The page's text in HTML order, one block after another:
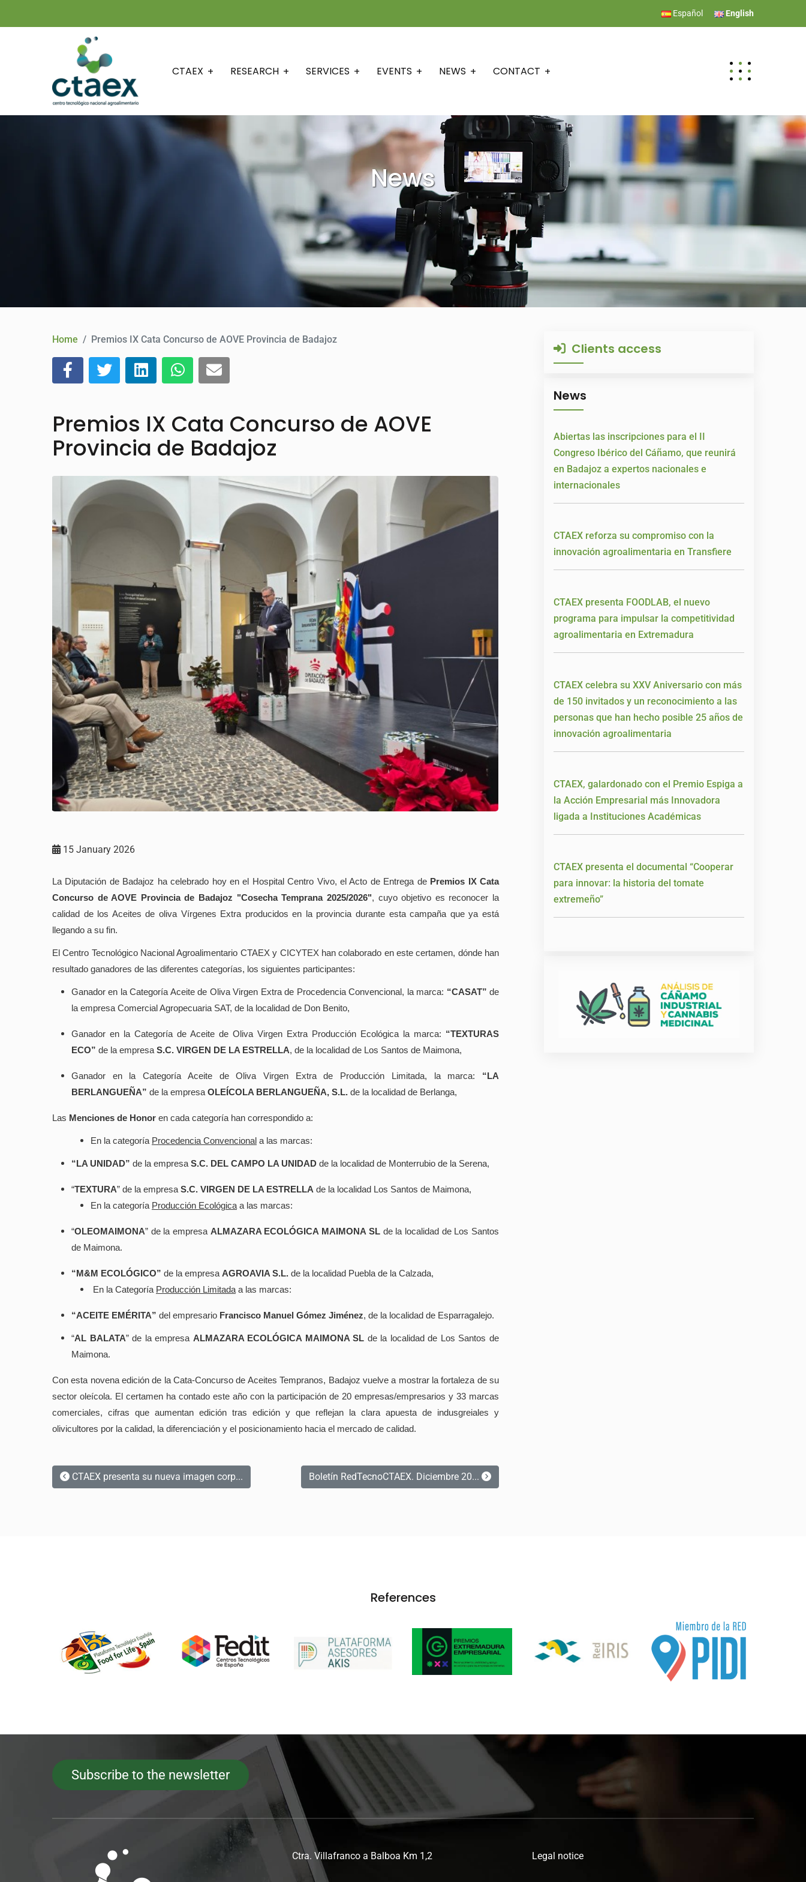
Español English
CTAEX RESEARCH SERVICES EVENTS NEWS CONTACT
News
Home Premios IX Cata Concurso de AOVE Provincia de Badajoz
Premios IX Cata Concurso de AOVE
Provincia de Badajoz
15 January 2026
La Diputación de Badajoz ha celebrado hoy en el Hospital Centro Vivo, el Acto de Entrega de Premios IX Cata
Concurso de AOVE Provincia de Badajoz "Cosecha Temprana 2025/2026", cuyo objetivo es reconocer la
calidad de los Aceites de oliva Vírgenes Extra producidos en la provincia durante esta campaña que ya está
llegando a su fin.
El Centro Tecnológico Nacional Agroalimentario CTAEX y CICYTEX han colaborado en este certamen, dónde han
resultado ganadores de las diferentes categorías, los siguientes participantes:
Ganador en la Categoría Aceite de Oliva Virgen Extra de Procedencia Convencional, la marca: “CASAT”de
la empresa Comercial Agropecuaria SAT, de la localidad de Don Benito,
Ganador en la Categoría de Aceite de Oliva Virgen Extra Producción Ecológica la marca: “TEXTURAS
ECO” de la empresa S.C. VIRGEN DE LA ESTRELLA, de la localidad de Los Santos de Maimona,
Ganador en la Categoría Aceite de Oliva Virgen Extra de Producción Limitada, la marca: “LA
BERLANGUEÑA” de la empresa OLEÍCOLA BERLANGUEÑA, S.L. de la localidad de Berlanga,
Las Menciones de Honor en cada categoría han correspondido a:
En la categoría Procedencia Convencional a las marcas:
“LA UNIDAD” de la empresa S.C. DEL CAMPO LA UNIDAD de la localidad de Monterrubio de la Serena,
“TEXTURA” de la empresa S.C. VIRGEN DE LA ESTRELLA de la localidad Los Santos de Maimona,
En la categoría Producción Ecológica a las marcas:
“OLEOMAIMONA” de la empresa ALMAZARA ECOLÓGICA MAIMONA SL de la localidad de Los Santos
de Maimona.
“M&M ECOLÓGICO” de la empresa AGROAVIA S.L. de la localidad Puebla de la Calzada,
En la Categoría Producción Limitada a las marcas:
“ACEITE EMÉRITA” del empresario Francisco Manuel Gómez Jiménez, de la localidad de Esparragalejo.
“AL BALATA” de la empresa ALMAZARA ECOLÓGICA MAIMONA SL de la localidad de Los Santos de
Maimona.
Con esta novena edición de la Cata-Concurso de Aceites Tempranos, Badajoz vuelve a mostrar la fortaleza de su
sector oleícola. El certamen ha contado este año con la participación de 20 empresas/empresarios y 33 marcas
comerciales, cifras que aumentan edición tras edición y que reflejan la clara apuesta de indusgreiales y
olivicultores por la calidad, la diferenciación y el posicionamiento hacia el mercado de calidad.
CTAEX presenta su nueva imagen corp... Boletín RedTecnoCTAEX. Diciembre 20...
Clients access
News
Abiertas las inscripciones para el II
Congreso Ibérico del Cáñamo, que reunirá
en Badajoz a expertos nacionales e
internacionales
CTAEX reforza su compromiso con la
innovación agroalimentaria en Transfiere
CTAEX presenta FOODLAB, el nuevo
programa para impulsar la competitividad
agroalimentaria en Extremadura
CTAEX celebra su XXV Aniversario con más
de 150 invitados y un reconocimiento a las
personas que han hecho posible 25 años de
innovación agroalimentaria
CTAEX, galardonado con el Premio Espiga a
la Acción Empresarial más Innovadora
ligada a Instituciones Académicas
CTAEX presenta el documental “Cooperar
para innovar: la historia del tomate
extremeño”
References
Subscribe to the newsletter
Ctra. Villafranco a Balboa Km 1,2 Legal notice